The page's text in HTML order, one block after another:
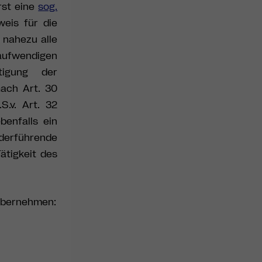
einesog.
für die
alle
der
Art. 30
Art. 32
ein
des